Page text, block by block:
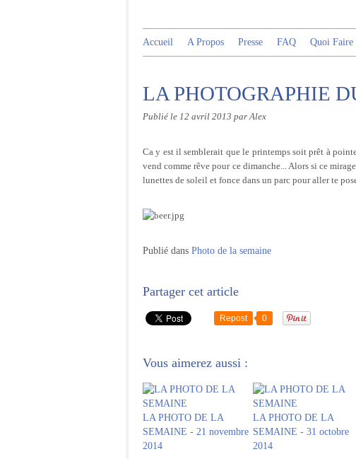
Accueil A Propos Presse FAQ Quoi Faire
LA PHOTOGRAPHIE
Publié le 12 avril 2013 par Alex
Ca y est il semblerait que le printemps soit prêt à
vend comme rêve pour ce dimanche... Alors si ce
lunettes de soleil et fonce dans un parc pour aller te
Publié dans Photo de la semaine
Partager cet article
Repost 0
Vous aimerez aussi :
LA PHOTO DE LA
SEMAINE - 21 novembre
2014
LA PHOTO DE LA
SEMAINE - 31 octobre
2014